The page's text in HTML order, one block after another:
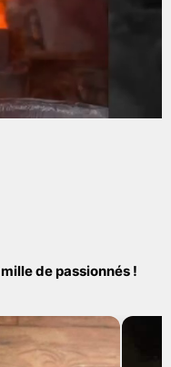
de passionnés !